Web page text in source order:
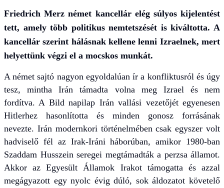
Friedrich Merz német kancellár elég súlyos kijelentést
tett, amely több politikus nemtetszését is kiváltotta. A
kancellár szerint hálásnak kellene lenni Izraelnek, mert
helyettünk végzi el a mocskos munkát.
A német sajtó nagyon egyoldalúan ír a konfliktusról és úgy
tesz, mintha Irán támadta volna meg Izrael és nem
fordítva. A Bild napilap Irán vallási vezetőjét egyenesen
Hitlerhez hasonlította és minden gonosz forrásának
nevezte. Irán modernkori történelmében csak egyszer volt
hadviselő fél az Irak-Iráni háborúban, amikor 1980-ban
Szaddam Husszein seregei megtámadták a perzsa államot.
Akkor az Egyesült Államok Irakot támogatta és azzal
megágyazott egy nyolc évig dúló, sok áldozatot követelő